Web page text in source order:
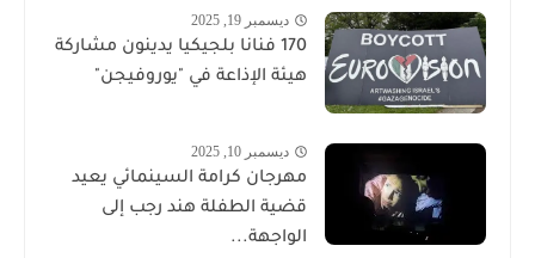
ديسمبر 19, 2025
170 فنانا بلجيكيا يدينون مشاركة
هيئة الإذاعة في "يوروفيجن"
ديسمبر 10, 2025
مهرجان كرامة السينمائي يعيد
قضية الطفلة هند رجب إلى
الواجهة...